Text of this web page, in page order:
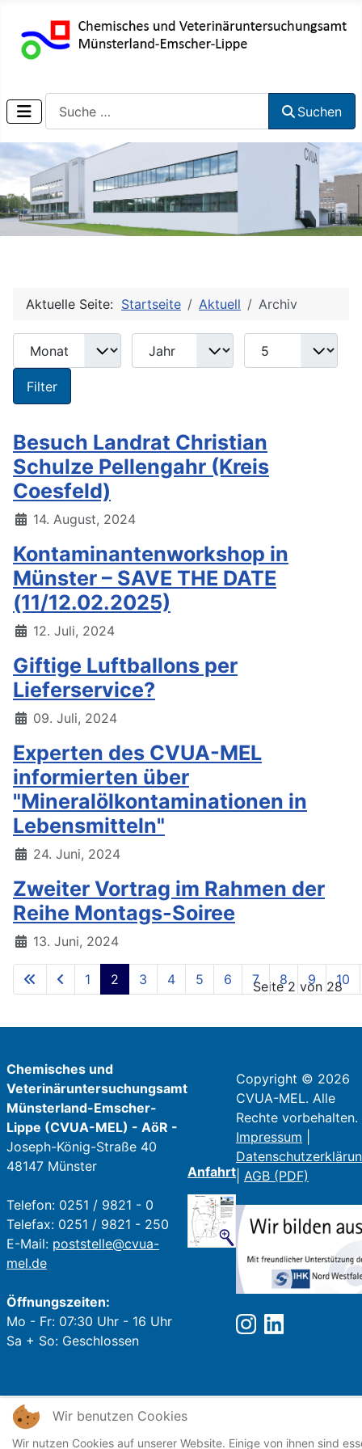
Suchen
Aktuelle Seite: Startseite Aktuell Archiv
Filter
Filter
Besuch Landrat Christian
Schulze Pellengahr (Kreis
Coesfeld)
14. August, 2024
Kontaminantenworkshop in
Münster – SAVE THE DATE
(11/12.02.2025)
12. Juli, 2024
Giftige Luftballons per
Lieferservice?
09. Juli, 2024
Experten des CVUA-MEL
informierten über
"Mineralölkontaminationen in
Lebensmitteln"
24. Juni, 2024
Zweiter Vortrag im Rahmen der
Reihe Montags-Soiree
13. Juni, 2024
Seite 2 von 28
1 2 3 4 5 6 7 8 9 10
Chemisches und
Veterinäruntersuchungsamt
Münsterland-Emscher-
Lippe (CVUA-MEL) - AöR -
Joseph-König-Straße 40
48147 Münster
Telefon: 0251 / 9821 - 0
Telefax: 0251 / 9821 - 250
E-Mail: poststelle@cvua-
mel.de
Öffnungszeiten:
Mo - Fr: 07:30 Uhr - 16 Uhr
Sa + So: Geschlossen
Anfahrt
Copyright © 2026
CVUA-MEL. Alle
Rechte vorbehalten.
Impressum
AGB (PDF)
Wir benutzen Cookies
Wir nutzen Cookies auf unserer Website. Einige von ihnen sind